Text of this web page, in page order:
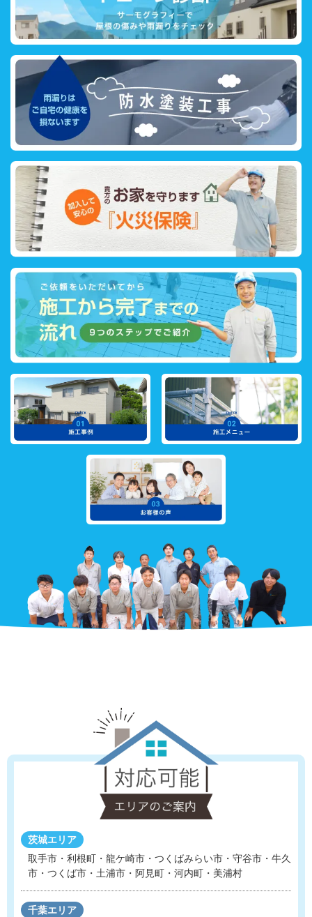
茨城エリア
取手市・利根町・龍ケ崎市・つくばみらい市・守谷市 ・ 牛久
市・つくば市・土浦市・阿見町・河内町・美浦村
千葉エリア